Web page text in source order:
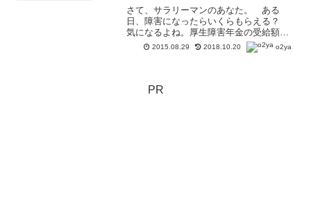
さて、サラリーマンのあなた。 ある
日、障害になったらいくらもらえる？
気になるよね。厚生障害年金の受給額の
イメージ1級・2級の厚生障害年金＝障害
基礎年金の金額（1級：975,100円・2級：
2015.08.29 2018.10.20 o2ya
PR